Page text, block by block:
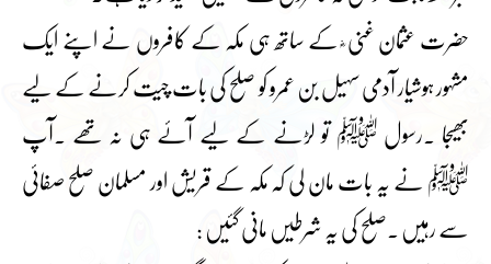
حضرت عثمان غنی ؓ کے ساتھ ہی مکہ کے کافروں نے اپنے ایک
مشہور ہوشیار آدمی سہیل بن عمرو کو صلح کی بات چیت کرنے کے لیے
بھیجا ۔رسول ﷺ تو لڑنے کے لیے آئے ہی نہ تھے ۔آپ
ﷺ نے یہ بات مان لی کہ مکہ کے قریش اور مسلمان صلح صفائی
سے رہیں ۔صلح کی یہ شرطیں مانی گئیں :